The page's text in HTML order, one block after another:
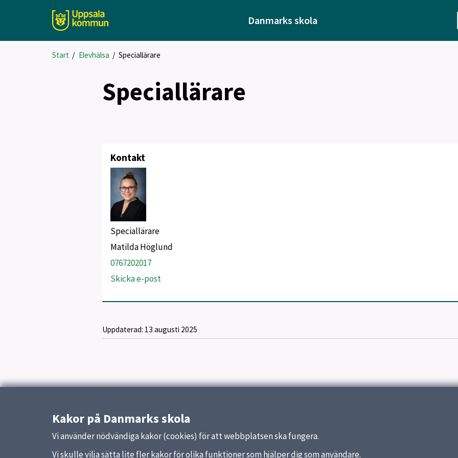
Danmarks skola
Start / Elevhälsa / Speciallärare
Speciallärare
Kontakt
Speciallärare
Matilda Höglund
0767202017
Skicka e-post
Uppdaterad: 13 augusti 2025
Kakor på Danmarks skola
Vi använder nödvändiga kakor (cookies) för att webbplatsen ska fungera.
Vi skulle vilja sätta lite fler kakor för olika funktioner som hjälper dig som användare.